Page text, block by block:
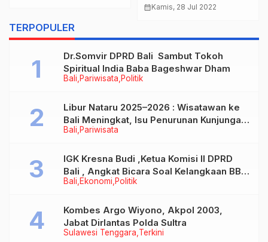
Tegal Harum, oleh
calendar_monthKamis, 28 Jul 2022
TERPOPULER
Bali Pariwisata Politik
Dr.Somvir DPRD Bali Sambut Tokoh
Spiritual India Baba Bageshwar Dham
Bali Pariwisata
Libur Nataru 2025–2026 : Wisatawan ke
Bali Meningkat, Isu Penurunan Kunjungan
Tidak Benar
Bali Ekonomi Politik
IGK Kresna Budi ,Ketua Komisi II DPRD
Bali , Angkat Bicara Soal Kelangkaan BBM
Bersubsidi Jenis Solar
Sulawesi Tenggara Terkini
Kombes Argo Wiyono, Akpol 2003,
Jabat Dirlantas Polda Sultra